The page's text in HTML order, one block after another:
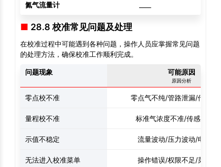
氮气流量计
28.8 校准常见问题及处理
在校准过程中可能遇到各种问题，操作人员应掌握常见问题
的处理方法，确保校准工作顺利完成。
问题现象 可能原因
原因分析
零点校不准 零点气不纯/管路泄漏/传感器
量程校不准 标准气浓度不准/传感器线
示值不稳定 流量波动/压力波动/电磁干
无法进入校准菜单 操作错误/权限不足/菜单锁